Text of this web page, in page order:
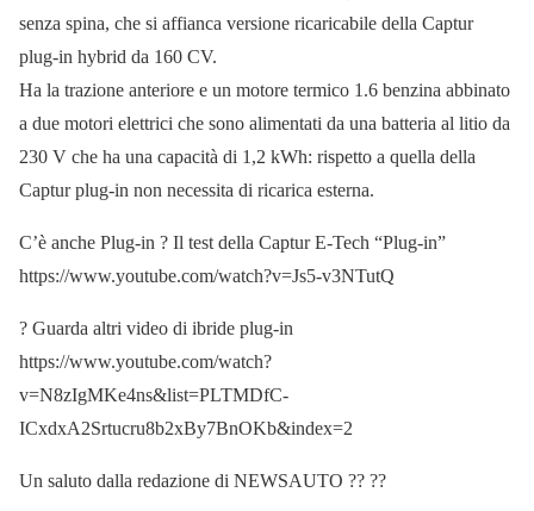
senza spina, che si affianca versione ricaricabile della Captur
plug-in hybrid da 160 CV.
Ha la trazione anteriore e un motore termico 1.6 benzina abbinato
a due motori elettrici che sono alimentati da una batteria al litio da
230 V che ha una capacità di 1,2 kWh: rispetto a quella della
Captur plug-in non necessita di ricarica esterna.
C’è anche Plug-in ? Il test della Captur E-Tech “Plug-in”
https://www.youtube.com/watch?v=Js5-v3NTutQ
? Guarda altri video di ibride plug-in
https://www.youtube.com/watch?
v=N8zIgMKe4ns&list=PLTMDfC-
ICxdxA2Srtucru8b2xBy7BnOKb&index=2
Un saluto dalla redazione di NEWSAUTO ?? ??